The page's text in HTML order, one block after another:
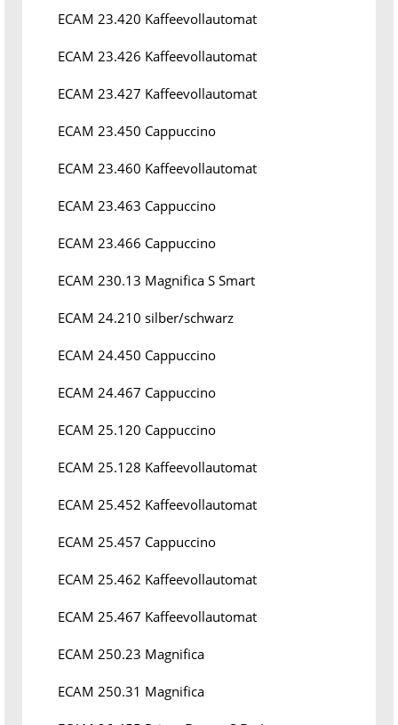
ECAM 23.420 Kaffeevollautomat
ECAM 23.426 Kaffeevollautomat
ECAM 23.427 Kaffeevollautomat
ECAM 23.450 Cappuccino
ECAM 23.460 Kaffeevollautomat
ECAM 23.463 Cappuccino
ECAM 23.466 Cappuccino
ECAM 230.13 Magnifica S Smart
ECAM 24.210 silber/schwarz
ECAM 24.450 Cappuccino
ECAM 24.467 Cappuccino
ECAM 25.120 Cappuccino
ECAM 25.128 Kaffeevollautomat
ECAM 25.452 Kaffeevollautomat
ECAM 25.457 Cappuccino
ECAM 25.462 Kaffeevollautomat
ECAM 25.467 Kaffeevollautomat
ECAM 250.23 Magnifica
ECAM 250.31 Magnifica